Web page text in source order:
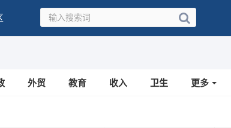
外贸 教育 收入 卫生 更多